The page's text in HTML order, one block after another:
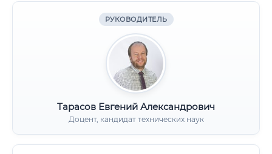
РУКОВОДИТЕЛЬ
Тарасов Евгений Александрович
Доцент, кандидат технических наук